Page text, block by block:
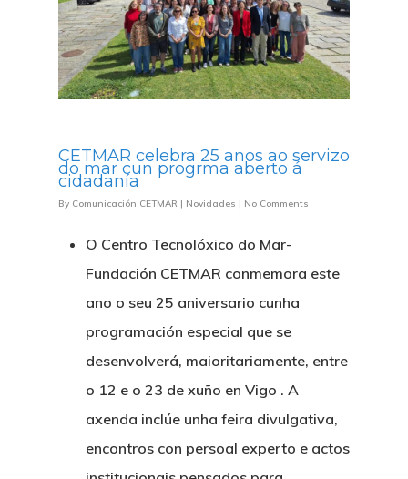
CETMAR celebra 25 anos ao servizo
do mar cun progrma aberto á
cidadanía
By Comunicación CETMAR | Novidades | No Comments
O Centro Tecnolóxico do Mar-
Fundación CETMAR conmemora este
ano o seu 25 aniversario cunha
programación especial que se
desenvolverá, maioritariamente, entre
o 12 e o 23 de xuño en Vigo . A
axenda inclúe unha feira divulgativa,
encontros con persoal experto e actos